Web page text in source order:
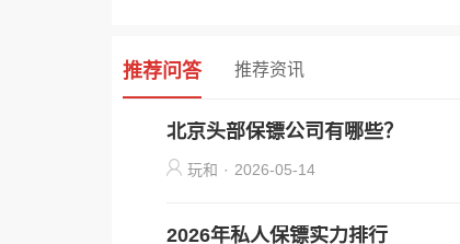
推荐问答 推荐资讯
北京头部保镖公司有哪些？
玩和 · 2026-05-14
2026年私人保镖实力排行